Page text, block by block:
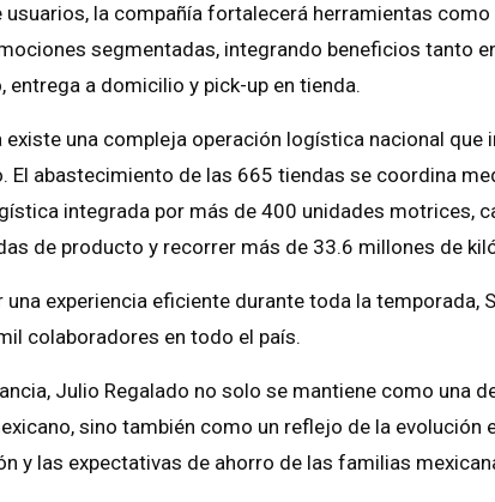
la compañía fortalecerá herramientas
segmentadas, integrando beneficios tanto
a domicilio y pick-up en tienda.
existe una compleja operación logística nacional que
El abastecimiento de las 665 tiendas se coordina
integrada por más de 400 unidades motrices,
de producto y recorrer más de 33.6 millones de
experiencia eficiente durante toda la temporada,
colaboradores en todo el país.
Julio Regalado no solo se mantiene como una
sino también como un reflejo de la evolución
y las expectativas de ahorro de las familias